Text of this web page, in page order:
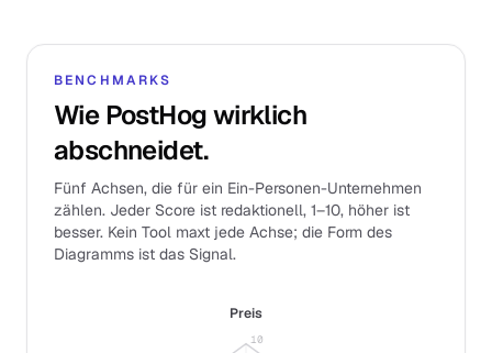
BENCHMARKS
Wie PostHog wirklich
abschneidet.
Fünf Achsen, die für ein Ein-Personen-Unternehmen
zählen. Jeder Score ist redaktionell, 1–10, höher ist
besser. Kein Tool maxt jede Achse; die Form des
Diagramms ist das Signal.
10
Preis